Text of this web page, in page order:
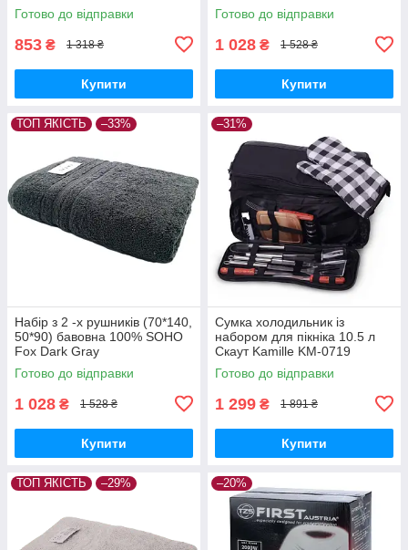
Готово до відправки
853 ₴ 1 318 ₴
Купити
Готово до відправки
1 028 ₴ 1 528 ₴
Купити
ТОП ЯКІСТЬ –33%
Набір з 2 -х рушників (70*140,
50*90) бавовна 100% SOHO
Fox Dark Gray
Готово до відправки
1 028 ₴ 1 528 ₴
Купити
–31%
Сумка холодильник із
набором для пікніка 10.5 л
Скаут Kamille KM-0719
Готово до відправки
1 299 ₴ 1 891 ₴
Купити
ТОП ЯКІСТЬ –29% –20%